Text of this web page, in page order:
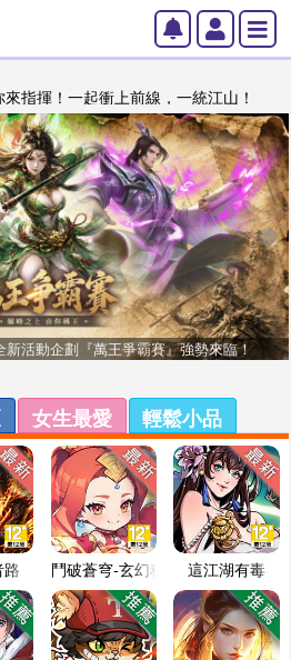
指揮！一起衝上前線，一統江山！
活動企劃『萬王爭霸賽』強勢來臨！
女生最愛 輕鬆小品
鬥破蒼穹-玄幻秘藏 這江湖有毒